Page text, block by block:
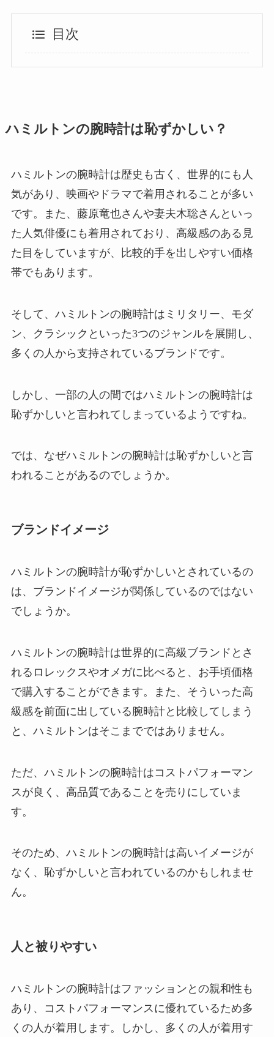
目次
ハミルトンの腕時計は恥ずかしい？
ハミルトンの腕時計は歴史も古く、世界的にも人
気があり、映画やドラマで着用されることが多い
です。また、藤原竜也さんや妻夫木聡さんといっ
た人気俳優にも着用されており、高級感のある見
た目をしていますが、比較的手を出しやすい価格
帯でもあります。
そして、ハミルトンの腕時計はミリタリー、モダ
ン、クラシックといった3つのジャンルを展開し、
多くの人から支持されているブランドです。
しかし、一部の人の間ではハミルトンの腕時計は
恥ずかしいと言われてしまっているようですね。
では、なぜハミルトンの腕時計は恥ずかしいと言
われることがあるのでしょうか。
ブランドイメージ
ハミルトンの腕時計が恥ずかしいとされているの
は、ブランドイメージが関係しているのではない
でしょうか。
ハミルトンの腕時計は世界的に高級ブランドとさ
れるロレックスやオメガに比べると、お手頃価格
で購入することができます。また、そういった高
級感を前面に出している腕時計と比較してしまう
と、ハミルトンはそこまでではありません。
ただ、ハミルトンの腕時計はコストパフォーマン
スが良く、高品質であることを売りにしていま
す。
そのため、ハミルトンの腕時計は高いイメージが
なく、恥ずかしいと言われているのかもしれませ
ん。
人と被りやすい
ハミルトンの腕時計はファッションとの親和性も
あり、コストパフォーマンスに優れているため多
くの人が着用します。しかし、多くの人が着用す